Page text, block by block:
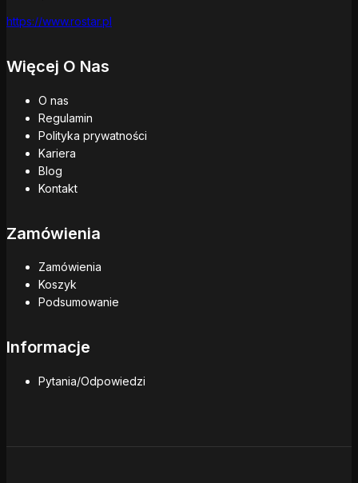
https://www.rostar.pl
Więcej O Nas
O nas
Regulamin
Polityka prywatności
Kariera
Blog
Kontakt
Zamówienia
Zamówienia
Koszyk
Podsumowanie
Informacje
Pytania/Odpowiedzi